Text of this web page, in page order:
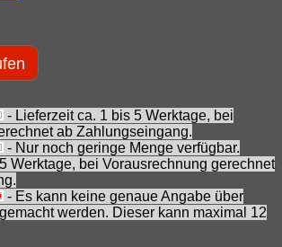
- Lieferzeit ca. 1 bis 5 Werktage, bei
ab Zahlungseingang.
- Nur noch geringe Menge verfügbar.
Werktage, bei Vorausrechnung gerechnet
- Es kann keine genaue Angabe über
werden. Dieser kann maximal 12